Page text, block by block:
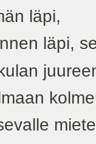
läpi,
läpi,